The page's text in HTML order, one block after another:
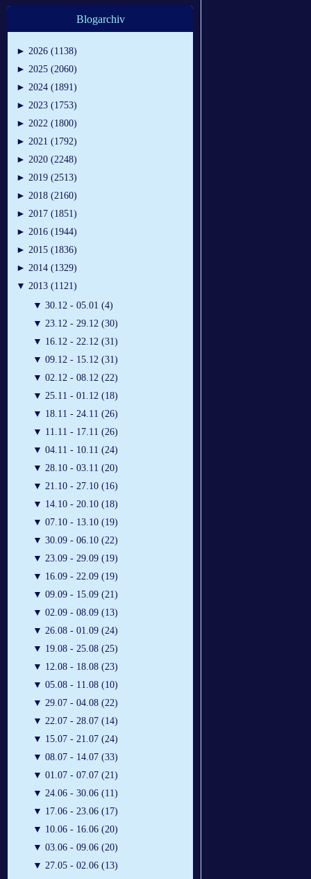
Blogarchiv
► 2026 (1138)
► 2025 (2060)
► 2024 (1891)
► 2023 (1753)
► 2022 (1800)
► 2021 (1792)
► 2020 (2248)
► 2019 (2513)
► 2018 (2160)
► 2017 (1851)
► 2016 (1944)
► 2015 (1836)
► 2014 (1329)
▼ 2013 (1121)
▼ 30.12 - 05.01 (4)
▼ 23.12 - 29.12 (30)
▼ 16.12 - 22.12 (31)
▼ 09.12 - 15.12 (31)
▼ 02.12 - 08.12 (22)
▼ 25.11 - 01.12 (18)
▼ 18.11 - 24.11 (26)
▼ 11.11 - 17.11 (26)
▼ 04.11 - 10.11 (24)
▼ 28.10 - 03.11 (20)
▼ 21.10 - 27.10 (16)
▼ 14.10 - 20.10 (18)
▼ 07.10 - 13.10 (19)
▼ 30.09 - 06.10 (22)
▼ 23.09 - 29.09 (19)
▼ 16.09 - 22.09 (19)
▼ 09.09 - 15.09 (21)
▼ 02.09 - 08.09 (13)
▼ 26.08 - 01.09 (24)
▼ 19.08 - 25.08 (25)
▼ 12.08 - 18.08 (23)
▼ 05.08 - 11.08 (10)
▼ 29.07 - 04.08 (22)
▼ 22.07 - 28.07 (14)
▼ 15.07 - 21.07 (24)
▼ 08.07 - 14.07 (33)
▼ 01.07 - 07.07 (21)
▼ 24.06 - 30.06 (11)
▼ 17.06 - 23.06 (17)
▼ 10.06 - 16.06 (20)
▼ 03.06 - 09.06 (20)
▼ 27.05 - 02.06 (13)